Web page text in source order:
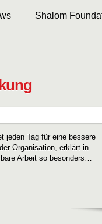
Shalom
jeden Tag für eine bessere
Organisation, erklärt in
Arbeit so besonders…